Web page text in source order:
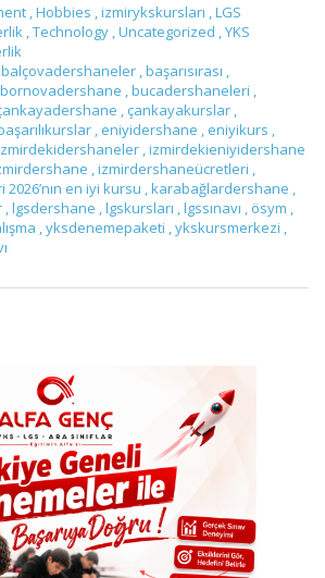
,Hobbies ,izmirykskursları ,LGS
,Technology ,Uncategorized ,YKS
balçovadershaneler ,başarısırası ,
bornovadershane ,bucadershaneleri ,
, çankayakurslar ,
, eniyidershane , eniyikurs ,
,izmirdekieniyidershane
,izmirdershaneücretleri ,
en iyi kursu ,karabağlardershane ,
,lgsdershane ,lgskursları ,lgssınavı , ösym ,
,yksdenemepaketi ,ykskursmerkezi ,